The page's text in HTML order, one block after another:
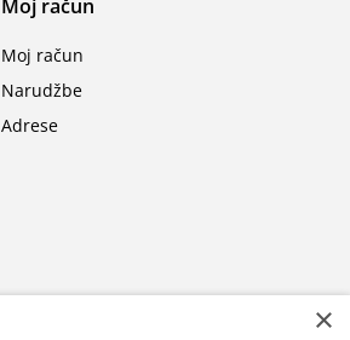
Moj račun
Moj račun
Narudžbe
Adrese
×